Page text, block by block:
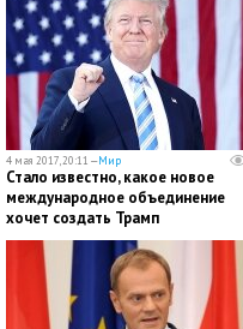
4 мая 2017, 20:11 —Мир
Стало известно, какое новое
международное объединение
хочет создать Трамп